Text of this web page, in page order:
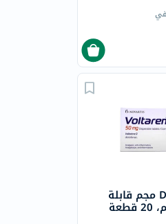
أقراص فولتارين D 50 مجم قابلة